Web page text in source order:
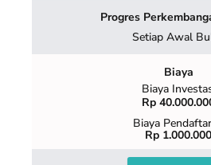
Progres
Setiap Awal
Biaya
Biaya
Rp
Biaya
Rp 1.000.000